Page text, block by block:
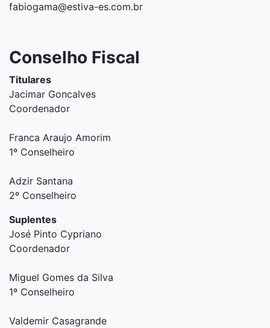
fabiogama@estiva-es.com.br
Conselho Fiscal
Titulares
Jacimar Goncalves
Coordenador
Franca Araujo Amorim
1º Conselheiro
Adzir Santana
2º Conselheiro
Suplentes
José Pinto Cypriano
Coordenador
Miguel Gomes da Silva
1º Conselheiro
Valdemir Casagrande